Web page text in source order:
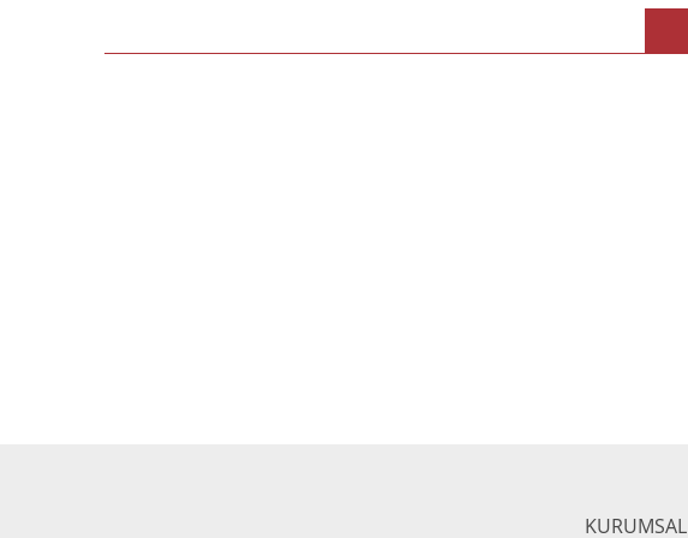
KURUMSAL